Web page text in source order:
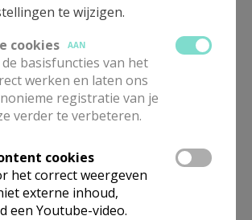
Week 2026 in de zone
KesseLinde
te wijzigen.
cookies
AAN
basisfuncties van het
werken en laten ons
registratie van je
verder te verbeteren.
cookies
het correct weergeven
externe inhoud,
een Youtube-video.